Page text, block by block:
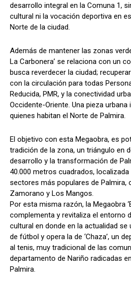
desarrollo integral en la Comuna 1,
cultural ni la vocación deportiva en
Norte de la ciudad.
Además de mantener las zonas
La Carbonera’ se relaciona con un
busca reverdecer la ciudad;
con la circulación para todas
Reducida, PMR, y la conectividad
Occidente-Oriente. Una pieza
quienes habitan el Norte de Palmira.
El objetivo con esta Megaobra, es
tradición de la zona, un triángulo en
desarrollo y la transformación de
40.000 metros cuadrados,
sectores más populares de Palmira,
Zamorano y Los Mangos.
Por esta misma razón, la Megaobra
complementa y revitaliza el entorno
cultural en donde en la actualidad se
de fútbol y opera la de ‘Chaza’, un
al tenis, muy tradicional de las
departamento de Nariño radicadas
Palmira.